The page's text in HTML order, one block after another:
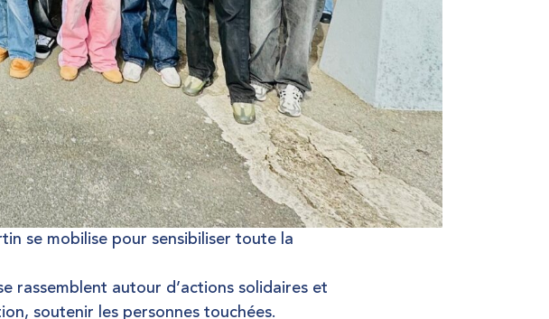
se mobilise pour sensibiliser toute la
rassemblent autour d’actions solidaires et
, soutenir les personnes touchées.